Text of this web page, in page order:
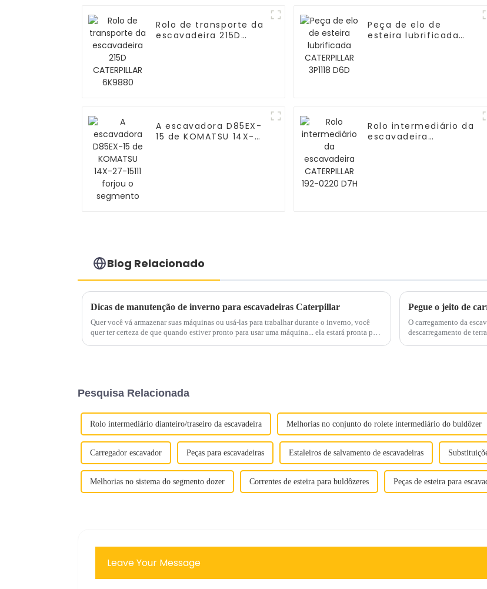
Rolo de transporte da
escavadeira 215D
Peça de elo de
esteira lubrificada
A escavadora D85EX-
15 de KOMATSU 14X-
Rolo intermediário da
escavadeira
Blog Relacionado
Dicas de manutenção de inverno para escavadeiras Caterpillar
Quer você vá armazenar suas máquinas ou usá-las para trabalhar durante o inverno, você
quer ter certeza de que quando estiver pronto para usar uma máquina... ela estará pronta para
Pegue o jeito de
O carregamento da
descarregamento de
Pesquisa Relacionada
Rolo intermediário dianteiro/traseiro da escavadeira Melhorias no conjunto do rolete intermediário do buldôzer
Carregador escavador Peças para escavadeiras Estaleiros de salvamento de escavadeiras
Melhorias no sistema do segmento dozer Correntes de esteira para buldôzeres Peças de esteira para
Leave Your Message